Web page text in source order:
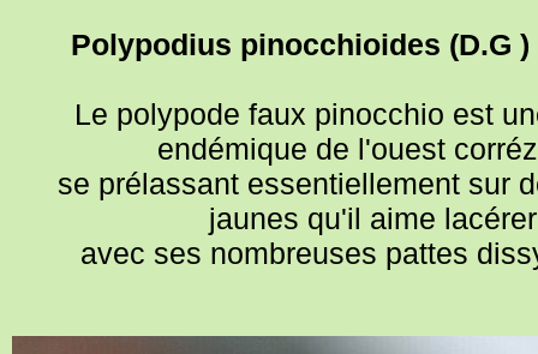
Polypodius pinocchioides (D.G
Le polypode faux pinocchio est
endémique de l'ouest
se prélassant essentiellement sur
jaunes qu'il aime lacérer
avec ses nombreuses pattes